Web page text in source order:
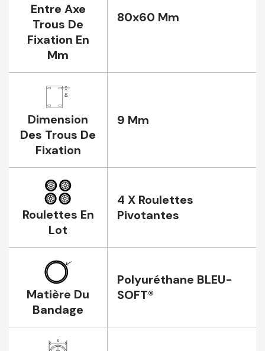
Entre Axe
Trous De
Fixation En
Mm
80x60 Mm
Dimension
Des Trous De
Fixation
9 Mm
Roulettes En
Lot
4 X Roulettes
Pivotantes
Matière Du
Bandage
Polyuréthane BLEU-
SOFT®